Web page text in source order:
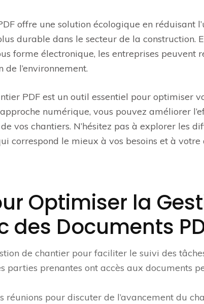
offre une solution écologique en réduisant
durable dans le secteur de la construction.
forme électronique, les entreprises peuvent
l’environnement.
PDF est un outil essentiel pour optimiser
numérique, vous pouvez améliorer
vos chantiers. N’hésitez pas à explorer les
correspond le mieux à vos besoins et à votre
Optimiser la
des Documents
de chantier pour faciliter le suivi des
parties prenantes ont accès aux documents
réunions pour discuter de l’avancement du